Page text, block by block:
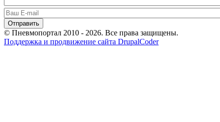
© Пневмопортал 2010 - 2026. Все права защищены.
Поддержка и продвижение сайта DrupalCoder